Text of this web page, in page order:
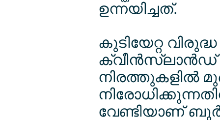
ഉന്നയിച്ചത്.
കുടിയേറ്റ
ക്വീന്‍സ്ലാന്‍ഡ്
നിരത്തുകളില്‍
വേണ്ടിയാണ്